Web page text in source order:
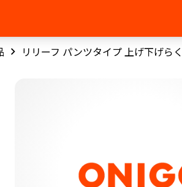
リリーフ パンツタイプ 上げ下げら